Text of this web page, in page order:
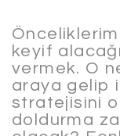
keyif
vermek. O
araya gelip
stratejisini
doldurma